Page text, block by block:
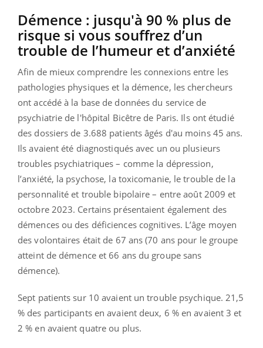
Démence : jusqu'à 90 % plus de
risque si vous souffrez d’un
trouble de l’humeur et d’anxiété
Afin de mieux comprendre les connexions entre les
pathologies physiques et la démence, les chercheurs
ont accédé à la base de données du service de
psychiatrie de l'hôpital Bicêtre de Paris. Ils ont étudié
des dossiers de 3.688 patients âgés d'au moins 45 ans.
Ils avaient été diagnostiqués avec un ou plusieurs
troubles psychiatriques – comme la dépression,
l’anxiété, la psychose, la toxicomanie, le trouble de la
personnalité et trouble bipolaire – entre août 2009 et
octobre 2023. Certains présentaient également des
démences ou des déficiences cognitives. L’âge moyen
des volontaires était de 67 ans (70 ans pour le groupe
atteint de démence et 66 ans du groupe sans
démence).
Sept patients sur 10 avaient un trouble psychique. 21,5
% des participants en avaient deux, 6 % en avaient 3 et
2 % en avaient quatre ou plus.